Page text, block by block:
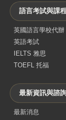
語言考試與課
英國語言學校代辦
英語考試
IELTS 雅思
TOEFL 托福
最新資訊與諮
最新消息